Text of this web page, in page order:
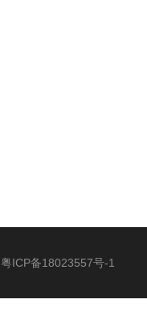
粤ICP备18023557号-1